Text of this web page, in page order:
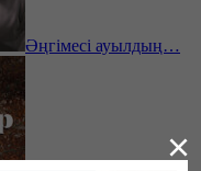
Әңгімесі ауылдың…
×